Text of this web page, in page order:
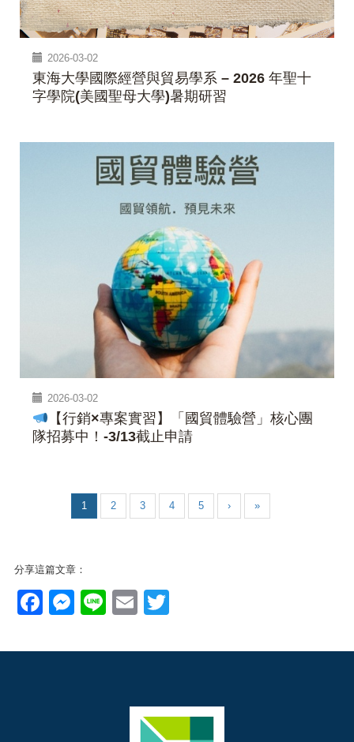
2026-03-02
東海大學國際經營與貿易學系 – 2026 年聖十
字學院(美國聖母大學)暑期研習
2026-03-02
【行銷×專案實習】「國貿體驗營」核心團
隊招募中！-3/13截止申請
1 2 3 4 5 › »
分享這篇文章：
Facebook
Messenger
LineEmail